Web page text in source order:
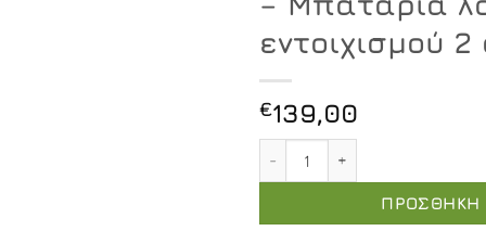
εντοιχισμού
€139,00
ΠΡΟΣΘΉΚΗ